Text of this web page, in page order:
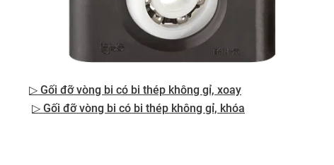
▷ Gối đỡ vòng bi có bi thép không gỉ, xoay
▷ Gối đỡ vòng bi có bi thép không gỉ, khóa